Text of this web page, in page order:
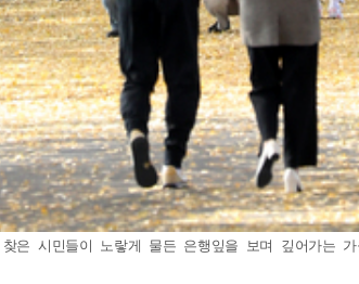
은 시민들이 노랗게 물든 은행잎을 보며 깊어가는